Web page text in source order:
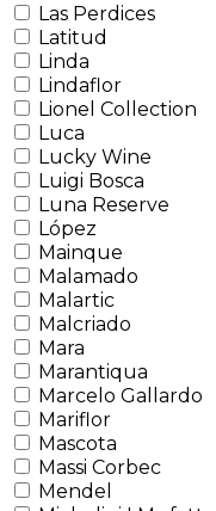
Las Perdices
Latitud
Linda
Lindaflor
Lionel Collection
Luca
Lucky Wine
Luigi Bosca
Luna Reserve
López
Mainque
Malamado
Malartic
Malcriado
Mara
Marantiqua
Marcelo Gallardo
Mariflor
Mascota
Massi Corbec
Mendel